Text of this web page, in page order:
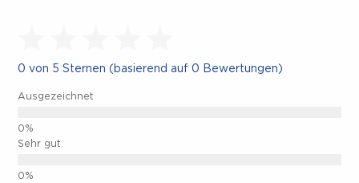
0 von 5 Sternen (basierend auf 0 Bewertungen)
Ausgezeichnet
Sehr gut